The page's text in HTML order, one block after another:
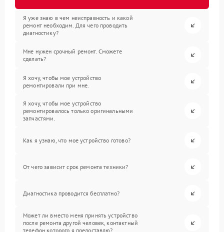
Я уже знаю в чем неисправность и какой
ремонт необходим. Для чего проводить
диагностику?
Мне нужен срочный ремонт. Сможете
сделать?
Я хочу, чтобы мое устройство
ремонтировали при мне.
Я хочу, чтобы мое устройство
ремонтировалось только оригинальными
запчастями.
Как я узнаю, что мое устройство готово?
От чего зависит срок ремонта техники?
Диагностика проводится бесплатно?
Может ли вместо меня принять устройство
после ремонта другой человек, контактный
телефон которого я предоставлю?